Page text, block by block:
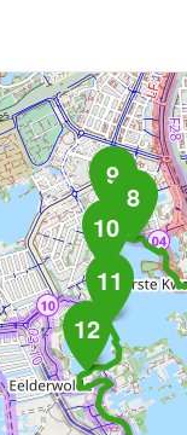
8
9
10
11
12